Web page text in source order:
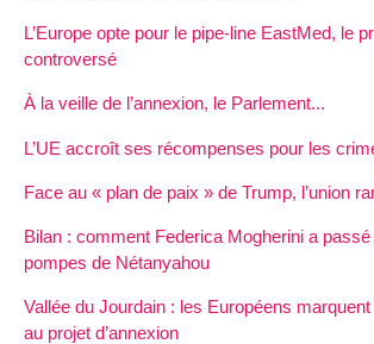
L’Europe opte pour le pipe-line EastMed, le
controversé
À la veille de l’annexion, le Parlement...
L’UE accroît ses récompenses pour les
Face au « plan de paix » de Trump, l’union
Bilan : comment Federica Mogherini a
pompes de Nétanyahou
Vallée du Jourdain : les Européens
au projet d’annexion